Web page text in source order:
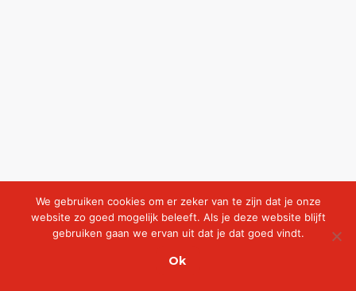
We gebruiken cookies om er zeker van te zijn dat je onze
website zo goed mogelijk beleeft. Als je deze website blijft
gebruiken gaan we ervan uit dat je dat goed vindt.
Ok